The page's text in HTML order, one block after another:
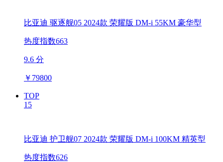
比亚迪 驱逐舰05 2024款 荣耀版 DM-i 55KM 豪华型
热度指数663
9.6 分
￥ 79800
TOP
15
比亚迪 护卫舰07 2024款 荣耀版 DM-i 100KM 精英型
热度指数626